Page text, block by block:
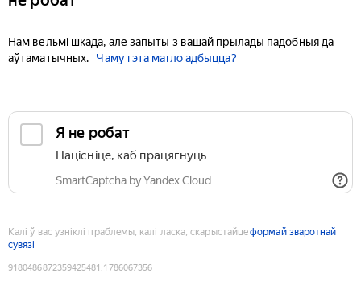
Нам вельмі шкада, але запыты з вашай прылады падобныя да
аўтаматычных.
Чаму гэта магло адбыцца?
Я не робат
Націсніце, каб працягнуць
SmartCaptcha by Yandex Cloud
Калі ў вас узніклі праблемы, калі ласка, скарыстайцеформай зваротнай
сувязі
9180486872359425481 :1786067356